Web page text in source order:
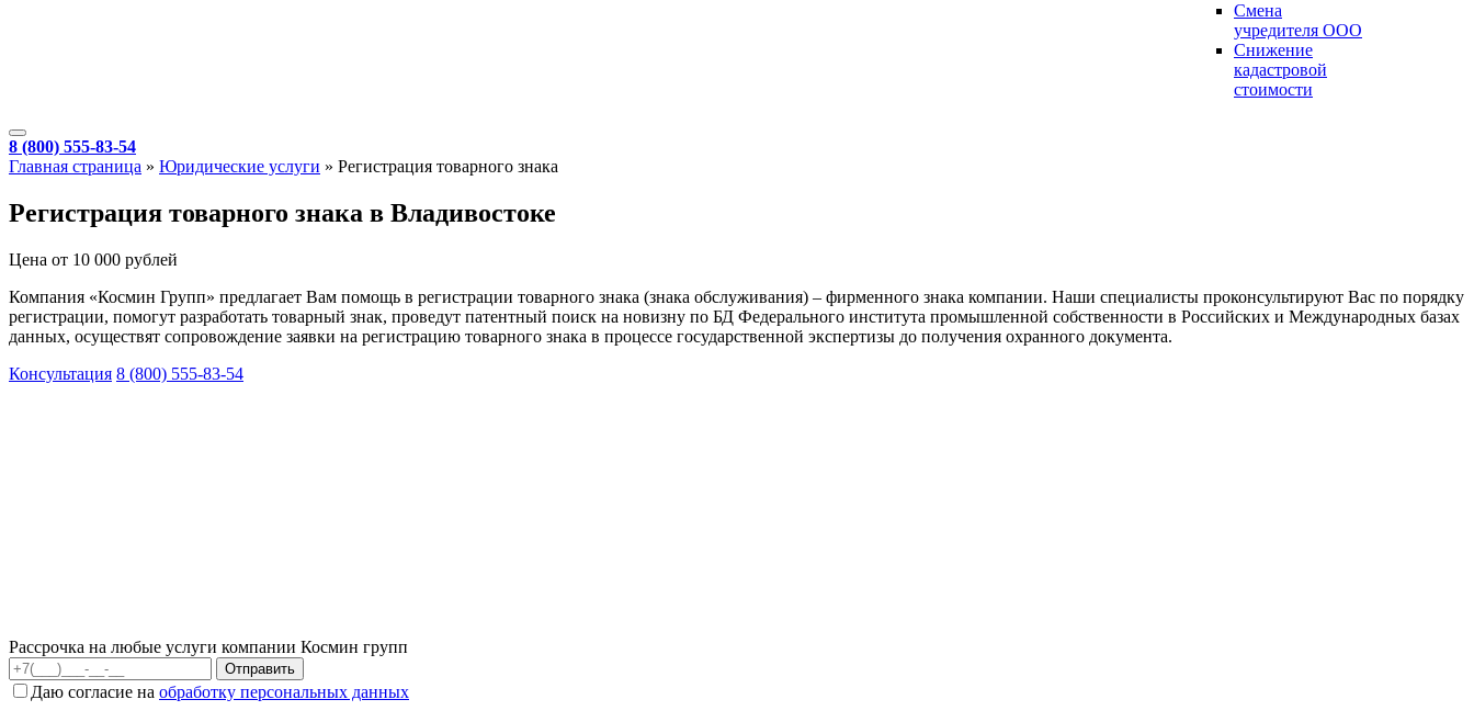
Смена
учредителя ООО
Снижение
кадастровой
стоимости
8 (800) 555-83-54
Главная страница » Юридические услуги » Регистрация товарного знака
Регистрация товарного знака в Владивостоке
Цена от 10 000 рублей
Компания «Космин Групп» предлагает Вам помощь в регистрации товарного знака (знака обслуживания) – фирменного знака компании. Наши специалисты проконсультируют Вас по порядку
регистрации, помогут разработать товарный знак, проведут патентный поиск на новизну по БД Федерального института промышленной собственности в Российских и Международных базах
данных, осуществят сопровождение заявки на регистрацию товарного знака в процессе государственной экспертизы до получения охранного документа.
Консультация 8 (800) 555-83-54
Рассрочка на любые услуги компании Космин групп
Даю согласие на обработку персональных данных